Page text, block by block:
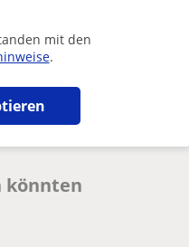
mit den
.
könnten